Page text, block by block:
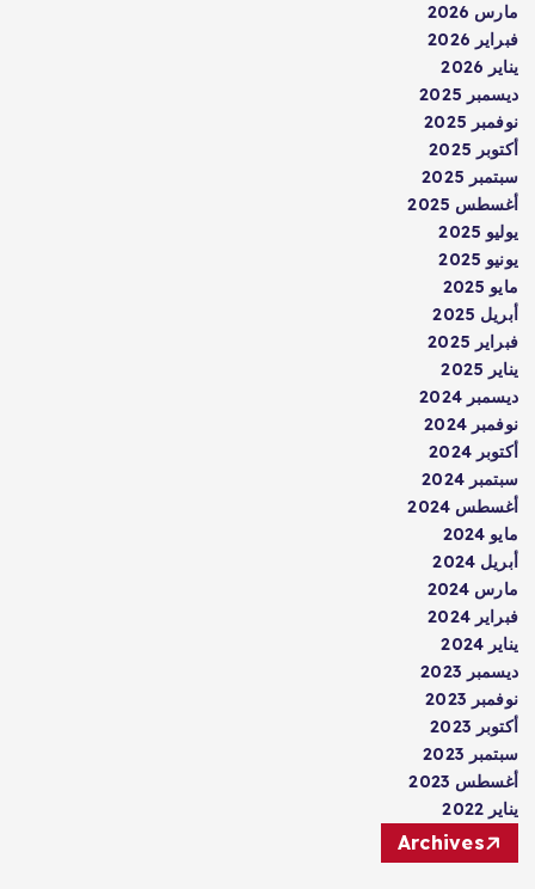
مارس 2026
فبراير 2026
يناير 2026
ديسمبر 2025
نوفمبر 2025
أكتوبر 2025
سبتمبر 2025
أغسطس 2025
يوليو 2025
يونيو 2025
مايو 2025
أبريل 2025
فبراير 2025
يناير 2025
ديسمبر 2024
نوفمبر 2024
أكتوبر 2024
سبتمبر 2024
أغسطس 2024
مايو 2024
أبريل 2024
مارس 2024
فبراير 2024
يناير 2024
ديسمبر 2023
نوفمبر 2023
أكتوبر 2023
سبتمبر 2023
أغسطس 2023
يناير 2022
Archives